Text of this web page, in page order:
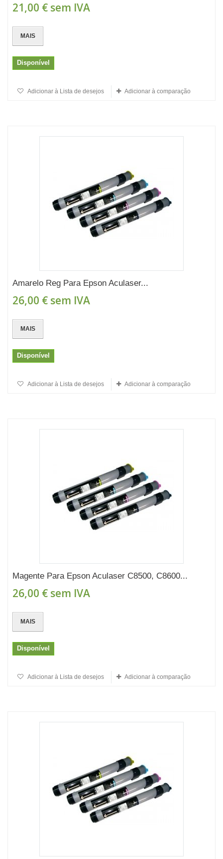
21,00 € sem IVA
MAIS
Disponível
Adicionar à Lista de desejos Adicionar à comparação
Amarelo Reg Para Epson Aculaser...
26,00 € sem IVA
MAIS
Disponível
Adicionar à Lista de desejos Adicionar à comparação
Magente Para Epson Aculaser C8500, C8600...
26,00 € sem IVA
MAIS
Disponível
Adicionar à Lista de desejos Adicionar à comparação